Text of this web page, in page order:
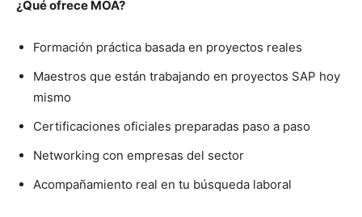
¿Qué ofrece MOA?
Formación práctica basada en proyectos reales
Maestros que están trabajando en proyectos SAP hoy
mismo
Certificaciones oficiales preparadas paso a paso
Networking con empresas del sector
Acompañamiento real en tu búsqueda laboral